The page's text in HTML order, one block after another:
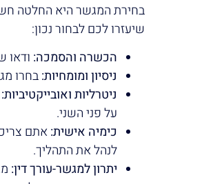
בחירת המגשר היא החלטה
שיעזרו לכם לבחור נכון:
הכשרה והסמכה: ודאו
ניסיון ומומחיות:בחרו
ניטרליות ואובייקטיביות:
על פני השני.
כימיה אישית: אתם
לנהל את התהליך.
יתרון למגשר-עורך דין: